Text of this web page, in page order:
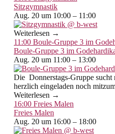
Sitzgymnastik
Aug. 20 um 10:00 – 11:00
Weiterlesen →
11:00 Boule-Gruppe 3 im
Boule-Gruppe 3 im
Aug. 20 um 11:00 – 13:00
Die Donnerstags-Gruppe
herzlich eingeladen noch
Weiterlesen →
16:00 Freies Malen
Freies Malen
Aug. 20 um 16:00 – 18:00